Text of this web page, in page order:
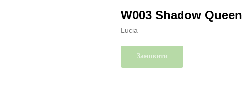
W003 Shadow Queen
Lucia
Замовити